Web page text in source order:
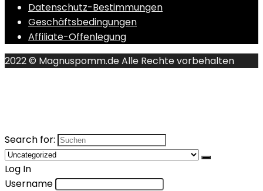
Datenschutz-Bestimmungen
Geschäftsbedingungen
Affiliate-Offenlegung
2022 © Magnuspomm.de Alle Rechte vorbehalten
Search for:
Log In
Username